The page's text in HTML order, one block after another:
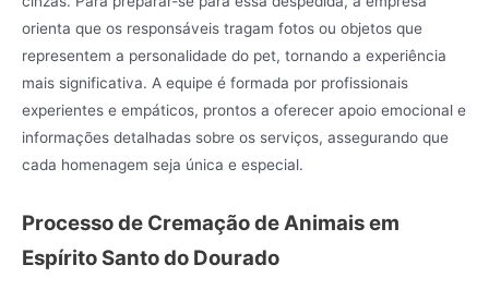
orienta que os responsáveis tragam fotos ou objetos que
representem a personalidade do pet, tornando a experiência
mais significativa. A equipe é formada por profissionais
experientes e empáticos, prontos a oferecer apoio emocional e
informações detalhadas sobre os serviços, assegurando que
cada homenagem seja única e especial.
Processo de Cremação de Animais em
Espírito Santo do Dourado